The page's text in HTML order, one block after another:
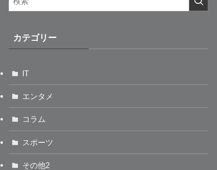
カテゴリー
IT
エンタメ
コラム
スポーツ
その他2